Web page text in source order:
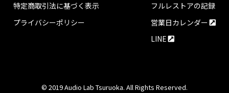
特定商取引法に基づく表示
プライバシーポリシー
フルレストアの記録
営業日カレンダー
LINE
© 2019 Audio Lab Tsuruoka. All Rights Reserved.